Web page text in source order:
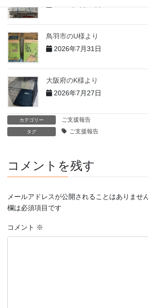
鳥羽市のU様より
2026年7月31日
大阪府のK様より
2026年7月27日
カテゴリー ご支援報告
タグ ご支援報告
コメントを残す
メールアドレスが公開されることはありません
欄は必須項目です
コメント ※